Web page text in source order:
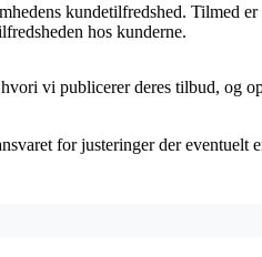
kundetilfredshed. Tilmed
hos kunderne.
vi publicerer deres tilbud, og
for justeringer der eventuelt